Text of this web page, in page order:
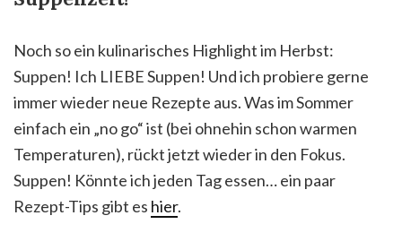
Noch so ein kulinarisches Highlight im Herbst:
Suppen! Ich LIEBE Suppen! Und ich probiere gerne
immer wieder neue Rezepte aus. Was im Sommer
einfach ein „no go“ ist (bei ohnehin schon warmen
Temperaturen), rückt jetzt wieder in den Fokus.
Suppen! Könnte ich jeden Tag essen… ein paar
Rezept-Tips gibt es hier.